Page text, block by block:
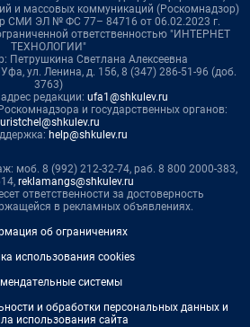
и массовых коммуникаций (Роскомнадзор)
СМИ ЭЛ № ФС 77– 84716 от 06.02.2023 г.
ответственностью "ИНТЕРНЕТ
ТЕХНОЛОГИИ"
Петрушкина Светлана Алексеевна
ул. Ленина, д. 156, 8 (347) 286-51-96 (доб.
3763)
редакции: ufa1@shkulev.ru
и государственных органов:
help@shkulev.ru
моб. 8 (992) 212-32-74, раб. 8 800 2000-383,
reklamangs@shkulev.ru
ответственности за достоверность
в рекламных объявлениях.
об ограничениях
использования cookies
системы
и обработки персональных данных и
использования сайта